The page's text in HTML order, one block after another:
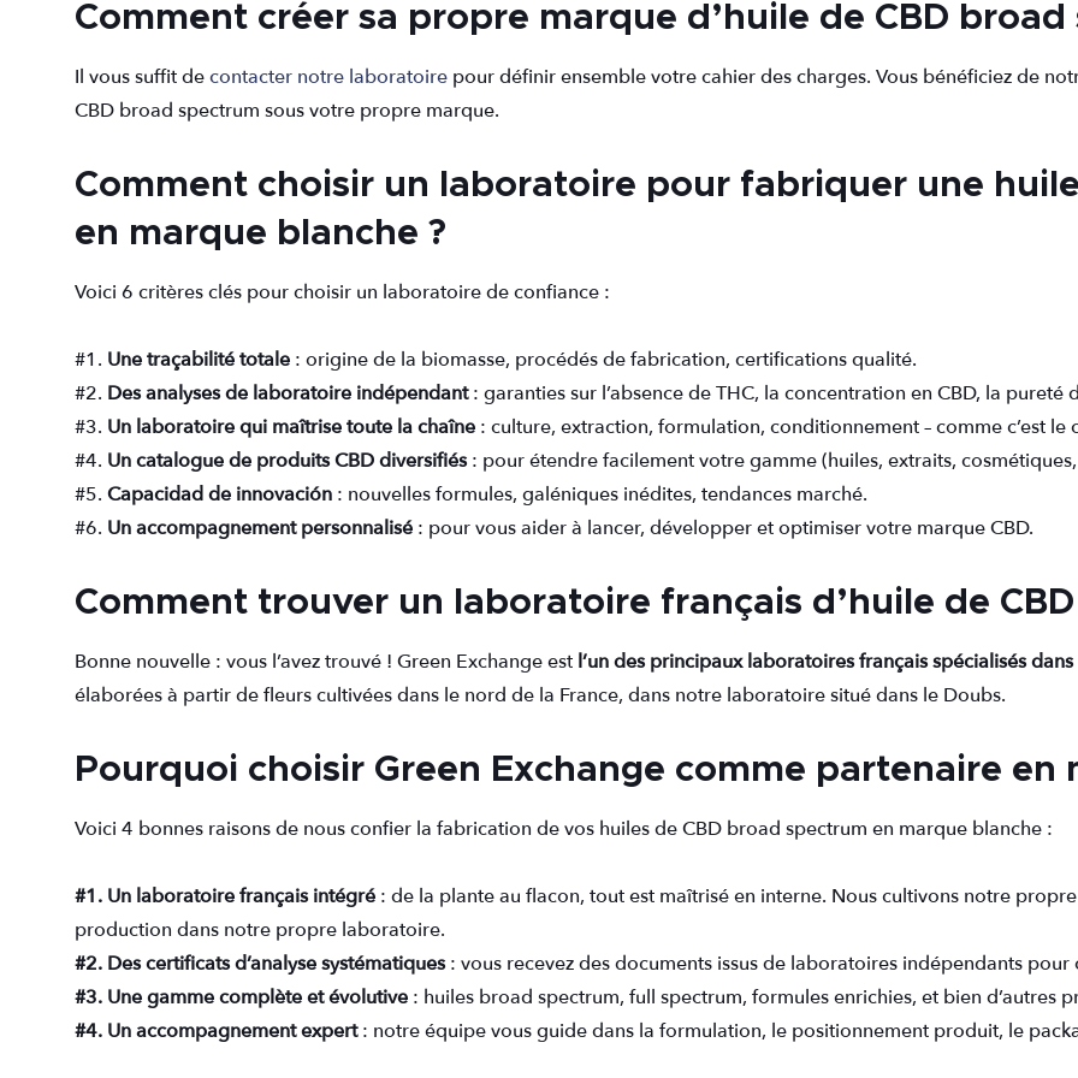
Comment créer sa propre marque d’huile de CBD broad
Il vous suffit decontacter notre laboratoire pour définir ensemble votre cahier des charges. Vous bénéficiez de
CBD broad spectrum sous votre propre marque.
Comment choisir un laboratoire pour fabriquer une
en marque blanche ?
Voici 6 critères clés pour choisir un laboratoire de confiance :
#1. Une traçabilité totale : origine de la biomasse, procédés de fabrication, certifications qualité.
#2. Des analyses de laboratoire indépendant: garanties sur l’absence de THC, la concentration en CBD, la pureté
#3. Un laboratoire qui maîtrise toute la chaîne : culture, extraction, formulation, conditionnement – comme c’est le
#4. Un catalogue de produits CBD diversifiés: pour étendre facilement votre gamme (huiles, extraits,
#5. Capacidad de innovación : nouvelles formules, galéniques inédites, tendances marché.
#6. Un accompagnement personnalisé : pour vous aider à lancer, développer et optimiser votre marque CBD.
Comment trouver un laboratoire français d’huile de
Bonne nouvelle : vous l’avez trouvé ! Green Exchange est l’un des principaux laboratoires français spécialisés
élaborées à partir de fleurs cultivées dans le nord de la France, dans notre laboratoire situé dans le Doubs.
Pourquoi choisir Green Exchange comme partenaire en
Voici 4 bonnes raisons de nous confier la fabrication de vos huiles de CBD broad spectrum en marque blanche :
#1. Un laboratoire français intégré : de la plante au flacon, tout est maîtrisé en interne. Nous cultivons notre
production dans notre propre laboratoire.
#2. Des certificats d’analyse systématiques: vous recevez des documents issus de laboratoires indépendants
#3. Une gamme complète et évolutive : huiles broad spectrum, full spectrum, formules enrichies, et bien d’autres
#4. Un accompagnement expert: notre équipe vous guide dans la formulation, le positionnement produit, le